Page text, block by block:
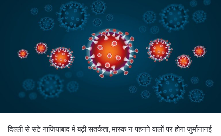
दिल्ली से सटे गाजियाबाद में बढ़ी सतर्कता, मास्क न पहनने वालों पर होगा जुर्मानानई